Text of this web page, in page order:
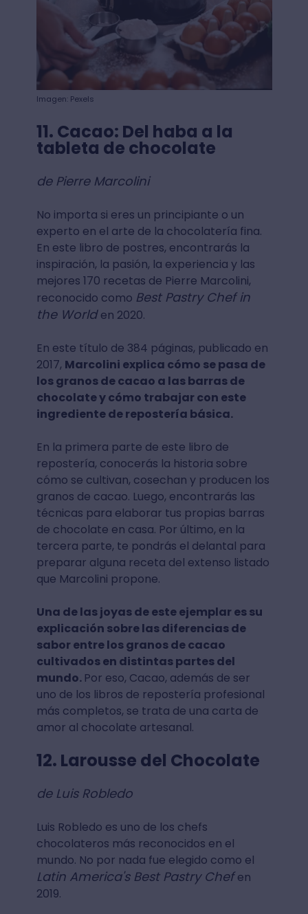
Imagen: Pexels
11. Cacao: Del haba a la
tableta de chocolate
de Pierre Marcolini
No importa si eres un principiante o un
experto en el arte de la chocolatería fina.
En este libro de postres, encontrarás la
inspiración, la pasión, la experiencia y las
mejores 170 recetas de Pierre Marcolini,
reconocido como Best Pastry Chef in
the Worlden 2020.
En este título de 384 páginas, publicado en
2017, Marcolini explica cómo se pasa de
los granos de cacao a las barras de
chocolate y cómo trabajar con este
ingrediente de repostería básica.
En la primera parte de este libro de
repostería, conocerás la historia sobre
cómo se cultivan, cosechan y producen los
granos de cacao. Luego, encontrarás las
técnicas para elaborar tus propias barras
de chocolate en casa. Por último, en la
tercera parte, te pondrás el delantal para
preparar alguna receta del extenso listado
que Marcolini propone.
Una de las joyas de este ejemplar es su
explicación sobre las diferencias de
sabor entre los granos de cacao
cultivados en distintas partes del
mundo. Por eso, Cacao, además de ser
uno de los libros de repostería profesional
más completos, se trata de una carta de
amor al chocolate artesanal.
12. Larousse del Chocolate
de Luis Robledo
Luis Robledo es uno de los chefs
chocolateros más reconocidos en el
mundo. No por nada fue elegido como el
Latin America's Best Pastry Chefen
2019.